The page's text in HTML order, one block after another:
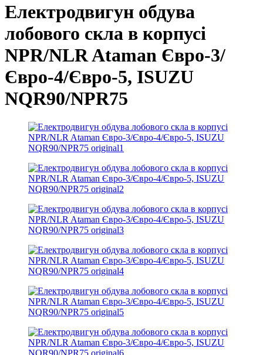
Електродвигун обдува
лобового скла в корпусі
NPR/NLR Ataman Євро-3/
Євро-4/Євро-5, ISUZU
NQR90/NPR75